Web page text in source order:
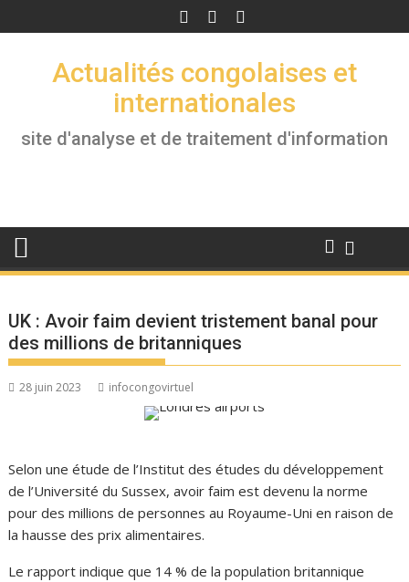
to
Actualités congolaises et
internationales
site d'analyse et de traitement d'information
UK : Avoir faim devient tristement banal pour
des millions de britanniques
28 juin 2023 infocongovirtuel
Selon une étude de l’Institut des études du développement
de l’Université du Sussex, avoir faim est devenu la norme
pour des millions de personnes au Royaume-Uni en raison de
la hausse des prix alimentaires.
Le rapport indique que 14 % de la population britannique